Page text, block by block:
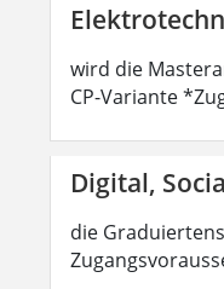
wird die
CP-Variante
Digital,
die